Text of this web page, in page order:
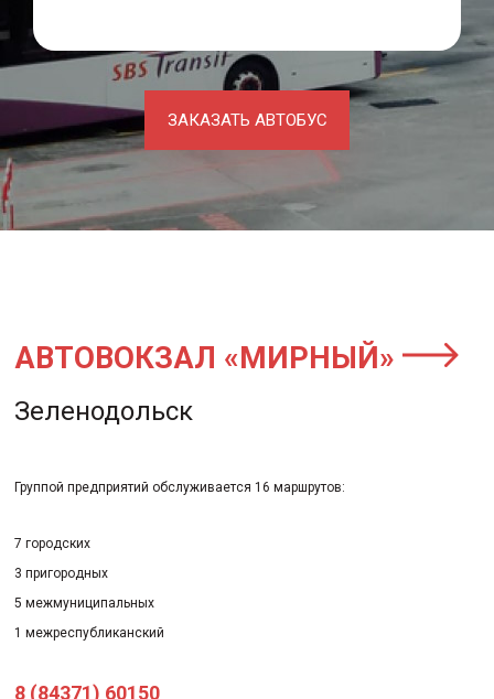
ЗАКАЗАТЬ АВТОБУС
АВТОВОКЗАЛ «МИРНЫЙ»
Зеленодольск
Группой предприятий обслуживается 16 маршрутов:
7 городских
3 пригородных
5 межмуниципальных
1 межреспубликанский
8 (84371) 60150